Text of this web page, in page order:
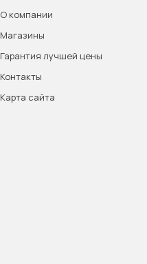
О компании
Магазины
Гарантия лучшей цены
Контакты
Карта сайта